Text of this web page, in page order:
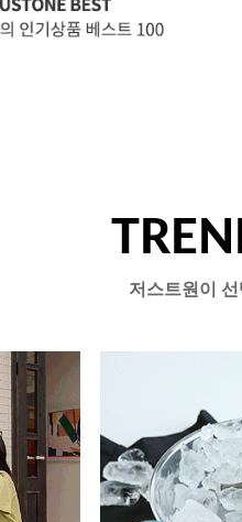
저스트원이